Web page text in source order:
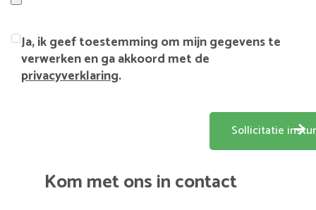
Ja, ik geef toestemming om mijn gegevens te
verwerken en ga akkoord met de
privacyverklaring.
Kom met ons in contact